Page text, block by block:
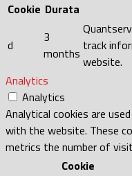
Cookie Durata
d
3
months track
website.
Analytics
Analytics
Analytical cookies are
with the website. These
metrics the number of
Cookie